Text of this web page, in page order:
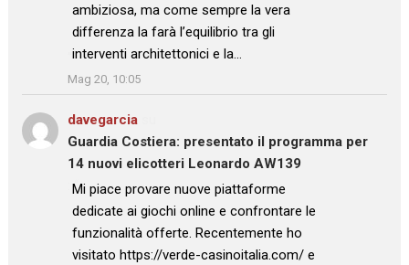
ambiziosa, ma come sempre la vera
differenza la farà l’equilibrio tra gli
interventi architettonici e la…
”
Mag 20, 10:05
davegarcia
Guardia Costiera: presentato il programma per
14 nuovi elicotteri Leonardo AW139
: “
Mi piace provare nuove piattaforme
dedicate ai giochi online e confrontare le
funzionalità offerte. Recentemente ho
visitato https://verde-casinoitalia.com/ e